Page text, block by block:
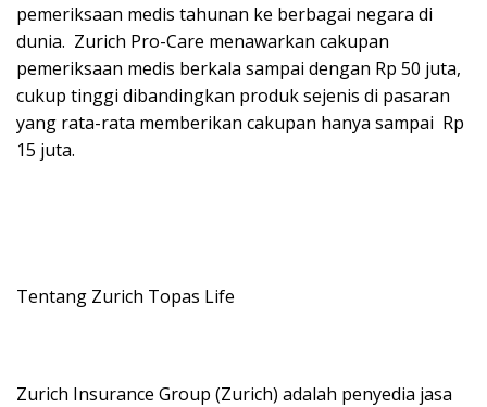
pemeriksaan medis tahunan ke berbagai negara di
dunia. Zurich Pro-Care menawarkan cakupan
pemeriksaan medis berkala sampai dengan Rp 50 juta,
cukup tinggi dibandingkan produk sejenis di pasaran
yang rata-rata memberikan cakupan hanya sampai Rp
15 juta.
Tentang Zurich Topas Life
Zurich Insurance Group (Zurich) adalah penyedia jasa